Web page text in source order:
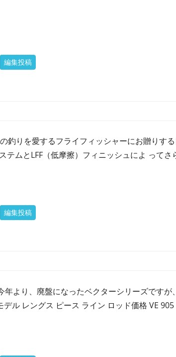
編集投稿
釣りを愛するフライフィッシャーにお贈りす
テムとLFF（低摩擦）フィニッシュによ ってさ
編集投稿
より、廃盤になったベクターシリーズですが
ル レングス ピース ライン ロッド価格 VE 905